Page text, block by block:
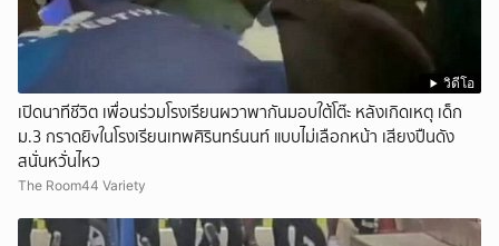
วิดีโอ
เปิดนาทีชีวิต เพื่อนร่วมโรงเรียนผวาพากันมอบใต้โต๊ะ หลังเกิดเหตุ เด็ก
ม.3 กราดยิvในโรงเรียนเทพศิรินทร์นนท์ แบบไม่เลือกหน้า เสียงปืนดัง
สนั่นหวั่นไหว
The Room44 Variety